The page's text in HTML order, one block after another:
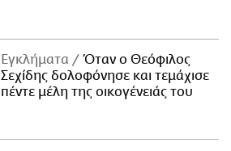
Εγκλήματα
Όταν ο Θεόφιλος
Σεχίδης δολοφόνησε και τεμάχισε
πέντε μέλη της οικογένειάς του